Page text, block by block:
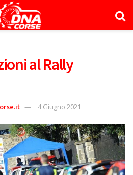
al Rally
4 Giugno 2021